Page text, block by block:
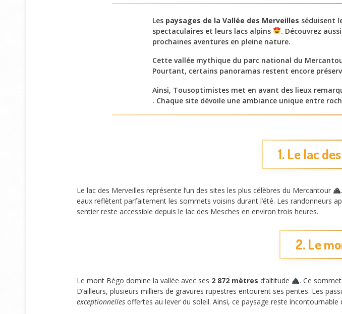
Les paysages de la Vallée des Merveilles séduisent
spectaculaires et leurs lacs alpins
. Découvrez aussi
prochaines aventures en pleine nature.
Cette vallée mythique du parc national du
Pourtant, certains panoramas restent encore
Ainsi, Tousoptimistes met en avant des lieux
. Chaque site dévoile une ambiance unique entre
1. Le lac
Le lac des Merveilles représente l’un des sites les plus célèbres du Mercantour
eaux reflètent parfaitement les sommets voisins durant l’été. Les randonneurs
sentier reste accessible depuis le lac des Mesches en environ trois heures.
2. Le
Le mont Bégo domine la vallée avec ses 2 872 mètres d’altitude
. Ce
D’ailleurs, plusieurs milliers de gravures rupestres entourent ses pentes. Les
exceptionnelles offertes au lever du soleil. Ainsi, ce paysage reste incontournable